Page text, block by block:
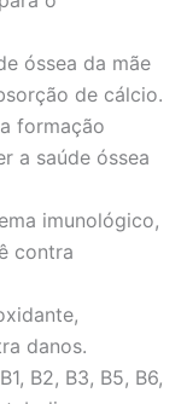
óssea da mãe
de cálcio.
formação
a saúde óssea
imunológico,
contra
danos.
B2, B3, B5, B6,